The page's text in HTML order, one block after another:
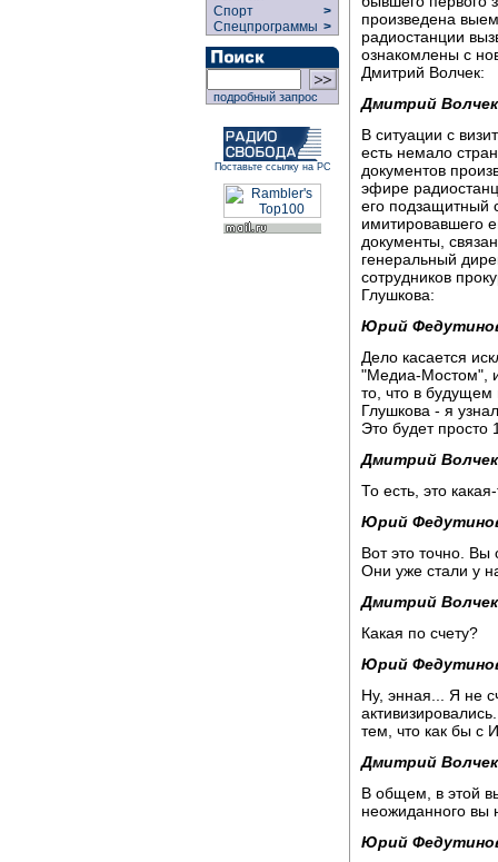
Спорт
>
Спецпрограммы >
подробный запрос
Поставьте ссылку на РС
произведена
радиостанции
ознакомлены с
Дмитрий Волчек:
Дмитрий
В ситуации с
есть немало
документов
эфире
его подзащитный
имитировавшего
документы,
генеральный
сотрудников
Глушкова:
Юрий
Дело касается
"Медиа-Мостом",
то, что в будущем
Глушкова - я
Это будет просто
Дмитрий
То есть, это
Юрий
Вот это точно. Вы
Они уже стали у
Дмитрий
Какая по счету?
Юрий
Ну, энная... Я не
тем, что как бы с
Дмитрий
В общем, в этой
неожиданного вы
Юрий